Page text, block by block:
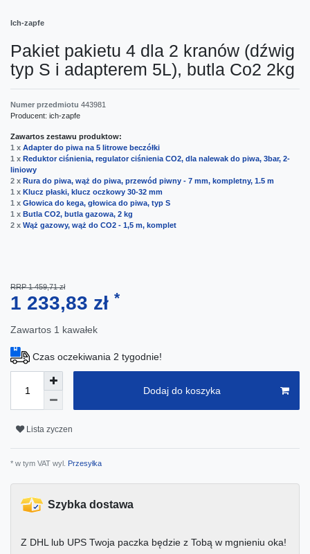
Ich-zapfe
Pakiet pakietu 4 dla 2 kranów (dźwig
typ S i adapterem 5L), butla Co2 2kg
Numer przedmiotu 443981
Producent: ich-zapfe
Zawartos zestawu produktow:
1 x Adapter do piwa na 5 litrowe beczółki
1 x Reduktor ciśnienia, regulator ciśnienia CO2, dla nalewak do piwa, 3bar, 2-
liniowy
2 x Rura do piwa, wąż do piwa, przewód piwny - 7 mm, kompletny, 1.5 m
1 x Klucz płaski, klucz oczkowy 30-32 mm
1 x Głowica do kega, głowica do piwa, typ S
1 x Butla CO2, butla gazowa, 2 kg
2 x Wąż gazowy, wąż do CO2 - 1,5 m, komplet
RRP 1 459,71 zł
1 233,83 zł *
Zawartos 1 kawałek
Czas oczekiwania 2 tygodnie!
Dodaj do koszyka
Lista zyczen
* w tym VAT wyl. Przesyłka
Szybka dostawa
Z DHL lub UPS Twoja paczka będzie z Tobą w mgnieniu oka!